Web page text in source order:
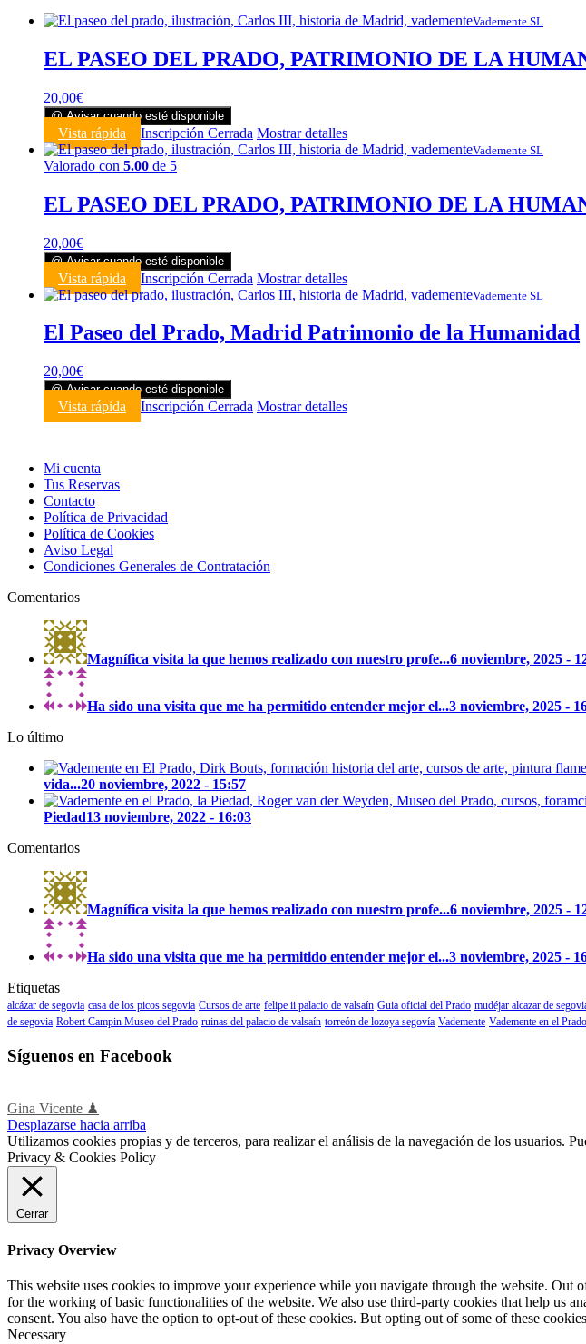
Vademente SL
EL PASEO DEL PRADO, PATRIMONIO DE LA
20,00€
@ Avisar cuando esté disponible
Vista rápida Inscripción Cerrada Mostrar detalles
Vademente SL
Valorado con 5.00 de 5
EL PASEO DEL PRADO, PATRIMONIO DE LA
20,00€
@ Avisar cuando esté disponible
Vista rápida Inscripción Cerrada Mostrar detalles
Vademente SL
El Paseo del Prado, Madrid Patrimonio de la Humanidad
20,00€
@ Avisar cuando esté disponible
Vista rápida Inscripción Cerrada Mostrar detalles
Mi cuenta
Tus Reservas
Contacto
Política de Privacidad
Política de Cookies
Aviso Legal
Condiciones Generales de Contratación
Comentarios
Magnífica visita la que hemos realizado con nuestro profe...6 noviembre, 2025 -
Ha sido una visita que me ha permitido entender mejor el...3 noviembre, 2025 -
Lo último
vida...20 noviembre, 2022 - 15:57
Piedad13 noviembre, 2022 - 16:03
Comentarios
Magnífica visita la que hemos realizado con nuestro profe...6 noviembre, 2025 -
Ha sido una visita que me ha permitido entender mejor el...3 noviembre, 2025 -
Etiquetas
alcázar de segovia casa de los picos segovia Cursos de arte felipe ii palacio de valsaín Guia oficial del Prado mudéjar alcazar de
de segovia Robert Campin Museo del Prado ruinas del palacio de valsaín torreón de lozoya segovía Vademente Vademente en el Prado
Síguenos en Facebook
Gina Vicente ♟
Desplazarse hacia arriba
Utilizamos cookies propias y de terceros, para realizar el análisis de la navegación de los usuarios.
Privacy & Cookies Policy
Cerrar
Privacy Overview
This website uses cookies to improve your experience while you navigate through the website. Out
for the working of basic functionalities of the website. We also use third-party cookies that help us
consent. You also have the option to opt-out of these cookies. But opting out of some of these
Necessary